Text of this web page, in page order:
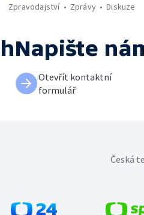
Zpravodajství
Zprávy Diskuze
Napište
Otevřít kontaktní
formulář
Česká